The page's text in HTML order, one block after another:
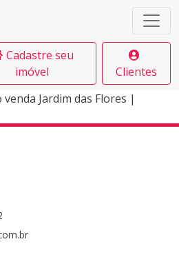
Cadastre seu
imóvel
Clientes
Jardim das Flores |